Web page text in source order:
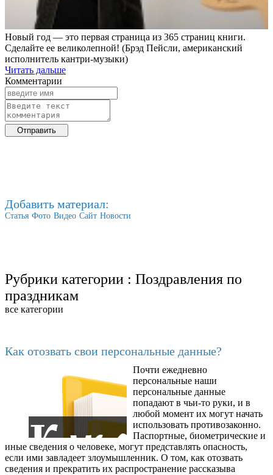
Новый год — это первая страница из 365 страниц книги.
Сделайте ее великолепной! (Брэд Пейсли, американский
исполнитель кантри-музыки)
Читать дальше
Комментарии
Добавить материал:
Статья Фото Видео Сайт Новости
Рубрики категории : Поздравления по
праздникам
все категории
Как отозвать свои персональные данные?
Почти ежедневно
персональные наши
персональные данные
попадают в чьи-то руки, и в
любой момент их могут начать
использовать противозаконно.
Паспортные, биометрические и
иные сведения о человеке, могут представлять опасность,
если ими завладеет злоумышленник. О том, как отозвать
сведения и прекратить их распространение рассказыва